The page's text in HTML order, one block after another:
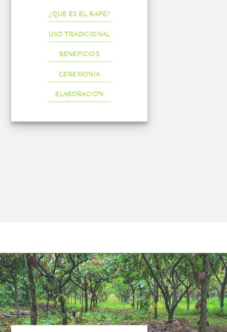
¿QUÉ ES EL RAPÉ?
USO TRADICIONAL
BENEFICIOS
CEREMONIA
ELABORACIÓN